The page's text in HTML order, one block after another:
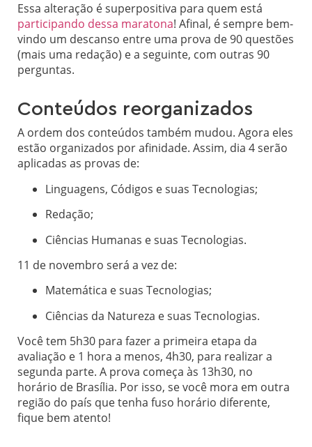
Essa alteração é superpositiva para quem está
participando dessa maratona! Afinal, é sempre bem-
vindo um descanso entre uma prova de 90 questões
(mais uma redação) e a seguinte, com outras 90
perguntas.
Conteúdos reorganizados
A ordem dos conteúdos também mudou. Agora eles
estão organizados por afinidade. Assim, dia 4 serão
aplicadas as provas de:
Linguagens, Códigos e suas Tecnologias;
Redação;
Ciências Humanas e suas Tecnologias.
11 de novembro será a vez de:
Matemática e suas Tecnologias;
Ciências da Natureza e suas Tecnologias.
Você tem 5h30 para fazer a primeira etapa da
avaliação e 1 hora a menos, 4h30, para realizar a
segunda parte. A prova começa às 13h30, no
horário de Brasília. Por isso, se você mora em outra
região do país que tenha fuso horário diferente,
fique bem atento!